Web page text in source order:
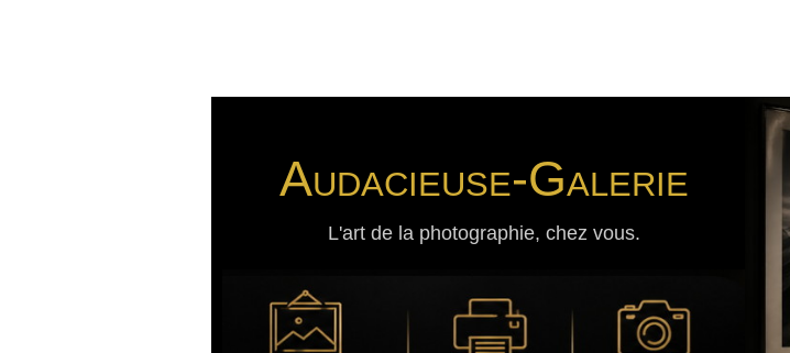
Audacieuse-Galerie
L'art de la photographie, chez vous.